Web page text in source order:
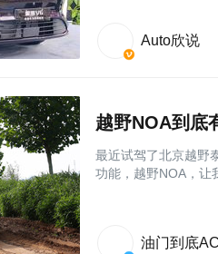
Auto欣说
越野NOA到底
最近试驾了北京越野
功能，越野NOA，让
油门到底